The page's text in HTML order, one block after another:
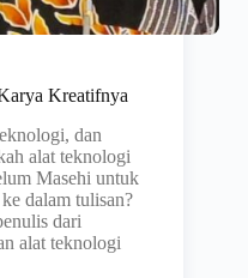
Kreatifnya
dan
alat teknologi
Masehi untuk
dalam tulisan?
dari
alat teknologi